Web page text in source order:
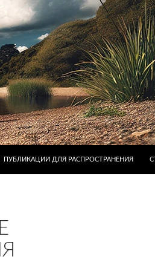
ПУБЛИКАЦИИ ДЛЯ РАСПРОСТРАНЕНИЯ